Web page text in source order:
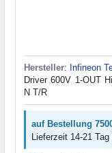
Hersteller: Infineon
Driver 600V 1-OUT
N T/R
auf Bestellung
Lieferzeit 14-21 Tag